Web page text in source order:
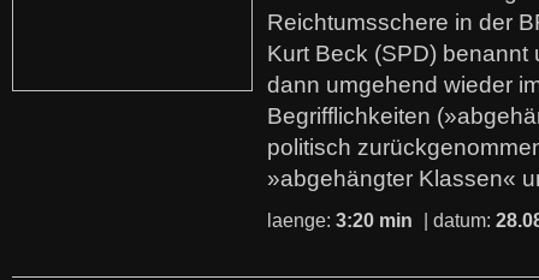
Reichtumsschere in der
Kurt Beck (SPD)
dann umgehend wieder
Begrifflichkeiten
politisch
»abgehängter Klassen«
laenge: 3:20 min | datum: